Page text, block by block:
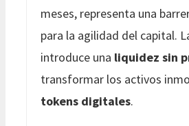
meses, representa una
para la agilidad del capital.
introduce una liquidez sin
transformar los activos
tokens digitales.